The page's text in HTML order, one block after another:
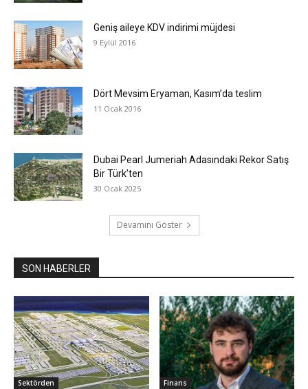
Geniş aileye KDV indirimi müjdesi
9 Eylül 2016
​Dört Mevsim Eryaman, Kasım’da teslim
11 Ocak 2016
Dubai Pearl Jumeriah Adasındaki Rekor Satış
Bir Türk’ten
30 Ocak 2025
Devamını Göster
SON HABERLER
Sektörden Finans